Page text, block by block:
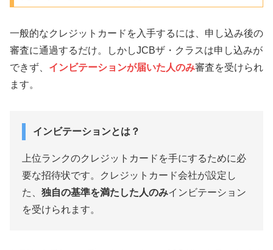
一般的なクレジットカードを入手するには、申し込み後の
審査に通過するだけ。しかしJCBザ・クラスは申し込みが
できず、 インビテーションが届いた人のみ審査を受けられ
ます。
インビテーションとは？
上位ランクのクレジットカードを手にするために必
要な招待状です。クレジットカード会社が設定し
た、 独自の基準を満たした人のみインビテーション
を受けられます。